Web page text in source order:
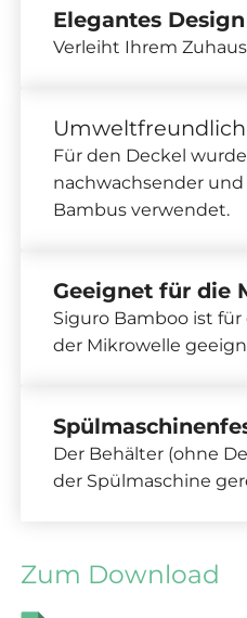
Elegantes Design
Verleiht Ihrem
Umweltfreundlich
Für den Deckel
nachwachsender
Bambus verwendet.
Geeignet für die
Siguro Bamboo ist
der Mikrowelle
Der Behälter (ohne
der Spülmaschine
Zum Download